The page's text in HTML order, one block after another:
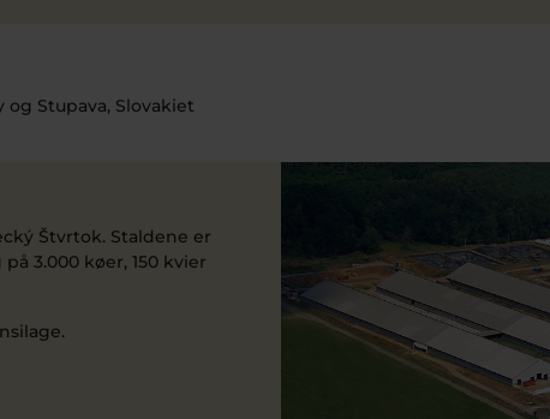
og Stupava, Slovakiet
Štvrtok. Staldene er
3.000 køer, 150 kvier